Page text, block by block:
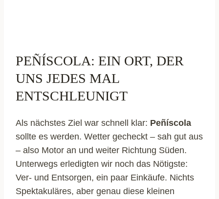
PEÑÍSCOLA: EIN ORT, DER
UNS JEDES MAL
ENTSCHLEUNIGT
Als nächstes Ziel war schnell klar: Peñíscola
sollte es werden. Wetter gecheckt – sah gut aus
– also Motor an und weiter Richtung Süden.
Unterwegs erledigten wir noch das Nötigste:
Ver- und Entsorgen, ein paar Einkäufe. Nichts
Spektakuläres, aber genau diese kleinen